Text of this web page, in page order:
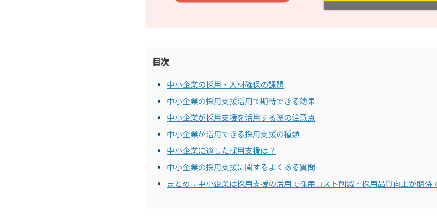
目次
中小企業の採用・人材確保の課題
中小企業の採用支援活用で期待できる効果
中小企業が採用支援を活用する際の注意点
中小企業が活用できる採用支援の種類
中小企業に適した採用支援は？
中小企業の採用支援に関するよくある質問
まとめ：中小企業は採用支援の活用で採用コスト削減・採用品質向上が期待